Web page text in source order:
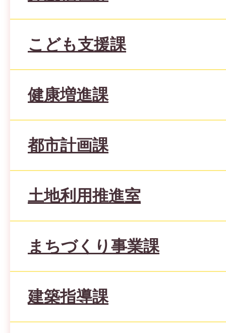
こども支援課
健康増進課
都市計画課
土地利用推進室
まちづくり事業課
建築指導課